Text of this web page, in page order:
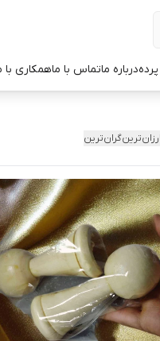
درباره ماتماس با ماهمکاری با
ارزان‌ترینگران‌ترین